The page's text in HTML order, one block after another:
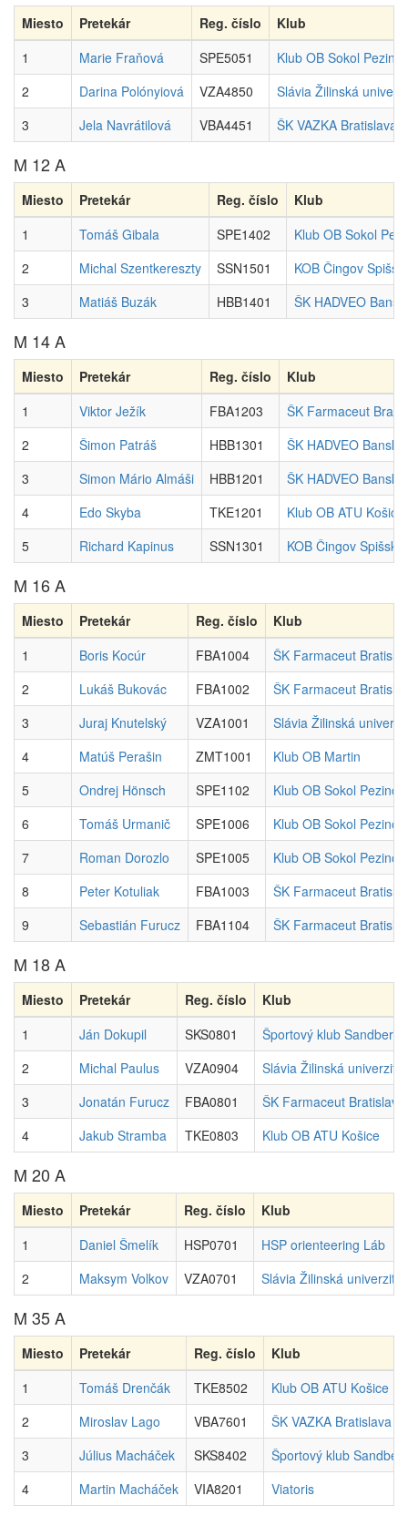
Miesto Pretekár Reg. číslo
Klub
1
Marie Fraňová SPE5051
Klub OB Sokol Pezinok
2
Darina Polónyiová VZA4850
Slávia Žilinská
3
Jela Navrátilová VBA4451 ŠK VAZKA Bratislava
M 12 A
Miesto Pretekár Reg. číslo
Klub
1
Tomáš Gibala SPE1402
Klub OB Sokol
2
Michal Szentkereszty SSN1501
KOB Čingov
3
Matiáš Buzák HBB1401 ŠK HADVEO
M 14 A
Miesto Pretekár Reg. číslo
Klub
1
Viktor Ježík FBA1203
ŠK Farmaceut
2
Šimon Patráš HBB1301
ŠK HADVEO
3
Simon Mário Almáši HBB1201
ŠK HADVEO
4
Edo Skyba TKE1201
Klub OB ATU Košice
5
Richard Kapinus SSN1301 KOB Čingov
M 16 A
Miesto Pretekár Reg. číslo
Klub
1
Boris Kocúr FBA1004
ŠK Farmaceut
2
Lukáš Bukovác FBA1002
ŠK Farmaceut
3
Juraj Knutelský VZA1001
Slávia Žilinská
4
Matúš Perašin ZMT1001
Klub OB Martin
5
Ondrej Hönsch SPE1102
Klub OB Sokol Pezinok
6
Tomáš Urmanič SPE1006
Klub OB Sokol Pezinok
7
Roman Dorozlo SPE1005
Klub OB Sokol Pezinok
8
Peter Kotuliak FBA1003
ŠK Farmaceut
9
Sebastián Furucz FBA1104 ŠK Farmaceut
M 18 A
Miesto Pretekár Reg. číslo
Klub
1
Ján Dokupil SKS0801
Športový klub Sandberg
2
Michal Paulus VZA0904
Slávia Žilinská univerzita
3
Jonatán Furucz FBA0801
ŠK Farmaceut Bratislava
4
Jakub Stramba TKE0803 Klub OB ATU Košice
M 20 A
Miesto Pretekár Reg. číslo
Klub
1
Daniel Šmelík HSP0701
HSP orienteering Láb
2
Maksym Volkov VZA0701 Slávia Žilinská univerzita
M 35 A
Miesto Pretekár Reg. číslo
Klub
1
Tomáš Drenčák TKE8502
Klub OB ATU Košice
2
Miroslav Lago VBA7601
ŠK VAZKA Bratislava
3
Július Macháček SKS8402
Športový klub
4
Martin Macháček VIA8201 Viatoris